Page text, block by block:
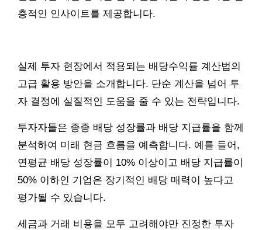
층적인 인사이트를 제공합니다.
실제 투자 현장에서 적용되는 배당수익률 계산법의
고급 활용 방안을 소개합니다. 단순 계산을 넘어 투
자 결정에 실질적인 도움을 줄 수 있는 전략입니다.
투자자들은 종종 배당 성장률과 배당 지급률을 함께
분석하여 미래 현금 흐름을 예측합니다. 예를 들어,
연평균 배당 성장률이 10% 이상이고 배당 지급률이
50% 이하인 기업은 장기적인 배당 매력이 높다고
평가될 수 있습니다.
세금과 거래 비용을 모두 고려해야만 진정한 투자